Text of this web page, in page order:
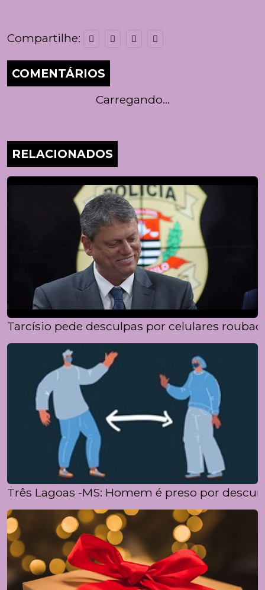
Compartilhe:
COMENTÁRIOS
Carregando...
RELACIONADOS
Tarcísio pede desculpas por celulares
Três Lagoas -MS: Homem é preso por